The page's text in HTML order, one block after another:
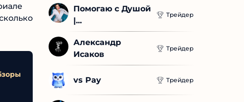
Помогаю с Душой
|...
Трейдер
Александр
Исаков
Трейдер
vs Pay Трейдер